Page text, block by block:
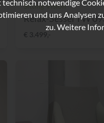
Sitting Vision
Relax-Sessel TW
€ 3.499,-
notwendige
und uns Analysen
zu. Weitere